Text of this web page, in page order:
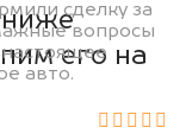
сделку за
вопросы
авто.
ниже
его на